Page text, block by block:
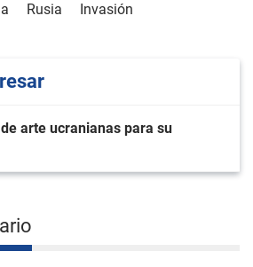
Rusia Invasión
arte ucranianas para su